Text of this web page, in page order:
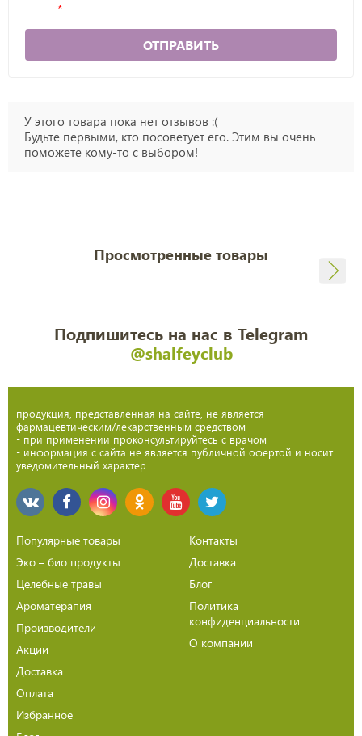
ОТПРАВИТЬ
У этого товара пока нет отзывов :(
Будьте первыми, кто посоветует его. Этим вы очень
поможете кому-то с выбором!
Просмотренные товары
Подпишитесь на нас в Telegram
@shalfeyclub
продукция, представленная на сайте, не является
фармацевтическим/лекарственным средством
- при применении проконсультируйтесь с врачом
- информация с сайта не является публичной офертой и носит
уведомительный характер
Популярные товары
Эко – био продукты
Целебные травы
Ароматерапия
Производители
Акции
Доставка
Оплата
Избранное
Контакты
Доставка
Блог
Политика
конфиденциальности
О компании